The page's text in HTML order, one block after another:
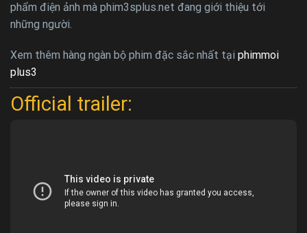
phẩm điện ảnh mà phim3splus.net đang giới thiệu tới
những người.
Xem thêm hàng ngàn bộ phim đặc sắc nhất tại phimmoi
plus3
Official trailer: